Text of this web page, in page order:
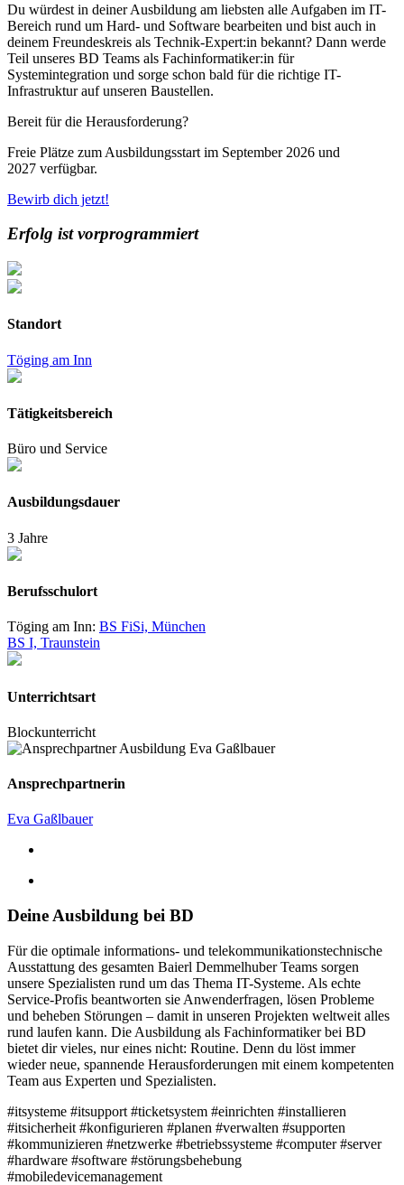
Du würdest in deiner Ausbildung am liebsten alle Aufgaben im IT-
Bereich rund um Hard- und Software bearbeiten und bist auch in
deinem Freundeskreis als Technik-Expert:in bekannt? Dann werde
Teil unseres BD Teams als Fachinformatiker:in für
Systemintegration und sorge schon bald für die richtige IT-
Infrastruktur auf unseren Baustellen.
Bereit für die Herausforderung?
Freie Plätze zum Ausbildungsstart im September 2026 und
2027 verfügbar.
Bewirb dich jetzt!
Erfolg ist vorprogrammiert
Standort
Töging am Inn
Tätigkeitsbereich
Büro und Service
Ausbildungsdauer
3 Jahre
Berufsschulort
Töging am Inn: BS FiSi, München
BS I, Traunstein
Unterrichtsart
Blockunterricht
Ansprechpartnerin
Eva Gaßlbauer
Deine Ausbildung bei BD
Für die optimale informations- und telekommunikationstechnische
Ausstattung des gesamten Baierl Demmelhuber Teams sorgen
unsere Spezialisten rund um das Thema IT-Systeme. Als echte
Service-Profis beantworten sie Anwenderfragen, lösen Probleme
und beheben Störungen – damit in unseren Projekten weltweit alles
rund laufen kann. Die Ausbildung als Fachinformatiker bei BD
bietet dir vieles, nur eines nicht: Routine. Denn du löst immer
wieder neue, spannende Herausforderungen mit einem kompetenten
Team aus Experten und Spezialisten.
#itsysteme #itsupport #ticketsystem #einrichten #installieren
#itsicherheit #konfigurieren #planen #verwalten #supporten
#kommunizieren #netzwerke #betriebssysteme #computer #server
#hardware #software #störungsbehebung
#mobiledevicemanagement